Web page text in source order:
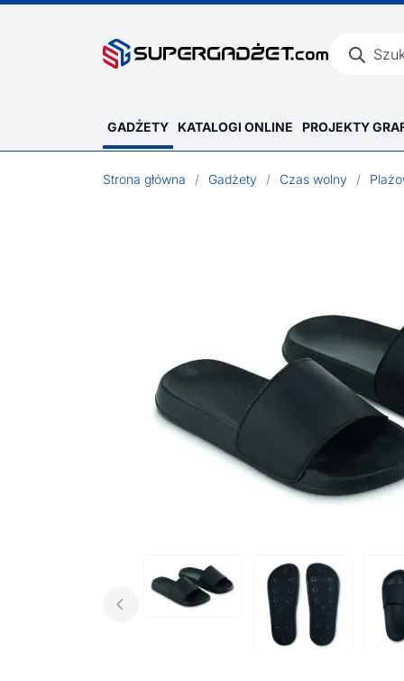
produktów
GADŻETY KATALOGI ONLINE PROJEKTY
Strona główna / Gadżety / Czas wolny /